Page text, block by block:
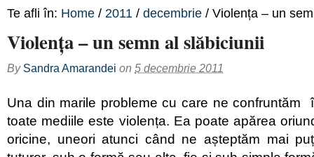
Te afli în: Home / 2011 / decembrie / Violența – un
Violența – un semn al slăbiciunii
By Sandra Amarandei on 5 decembrie 2011
Una din marile probleme cu care ne confruntăm
toate mediile este violența. Ea poate apărea
oricine, uneori atunci când ne așteptăm mai